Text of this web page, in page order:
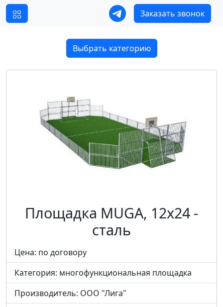
Заказать звонок
Выбрать категорию
Площадка MUGA, 12x24 -
сталь
Цена: по договору
Категория: многофункциональная площадка
Производитель: ООО "Лига"